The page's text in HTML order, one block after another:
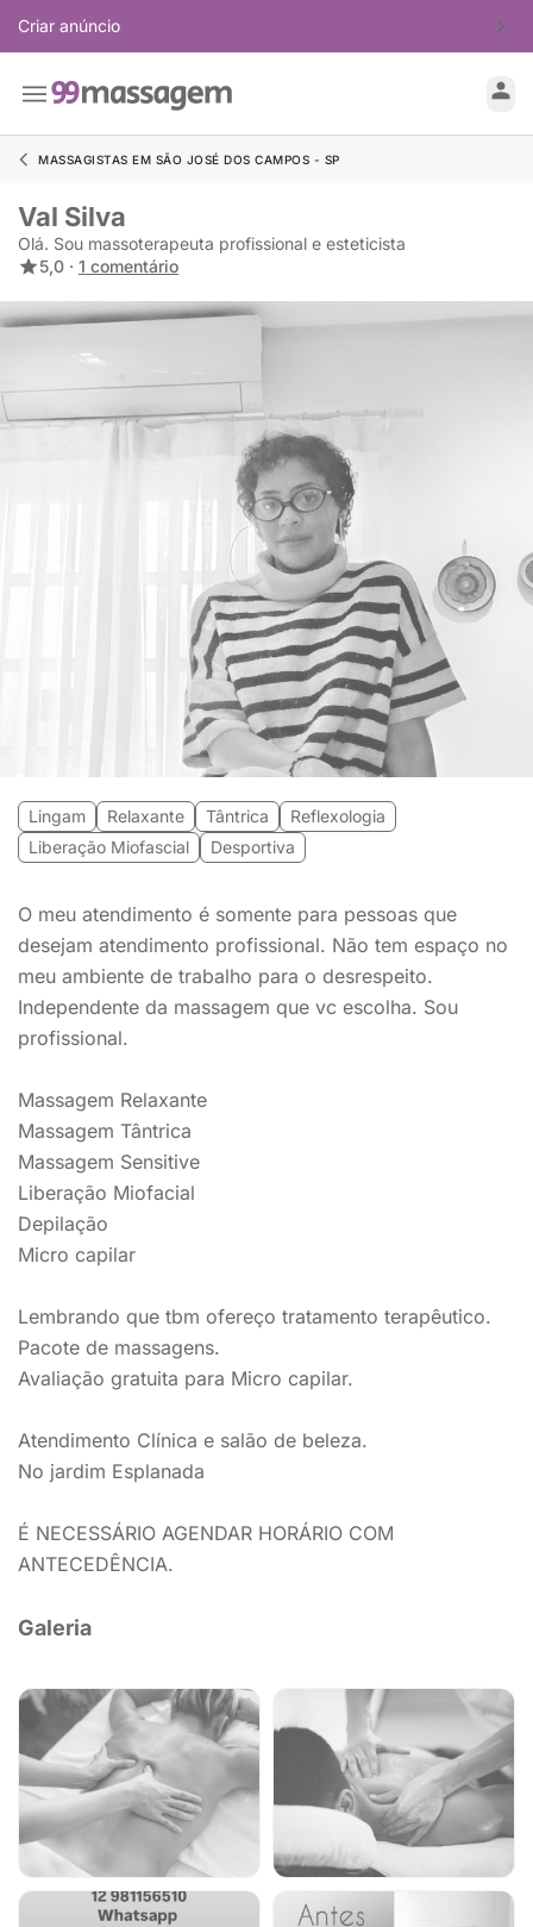
Criar anúncio
MASSAGISTAS EM SÃO JOSÉ DOS CAMPOS - SP
Val Silva
Olá. Sou massoterapeuta profissional e esteticista
5,0 · 1 comentário
Lingam Relaxante Tântrica
Reflexologia
Liberação Miofascial
Desportiva
O meu atendimento é somente para pessoas que
desejam atendimento profissional. Não tem espaço no
meu ambiente de trabalho para o desrespeito.
Independente da massagem que vc escolha. Sou
profissional.
Massagem Relaxante
Massagem Tântrica
Massagem Sensitive
Liberação Miofacial
Depilação
Micro capilar
Lembrando que tbm ofereço tratamento terapêutico.
Pacote de massagens.
Avaliação gratuita para Micro capilar.
Atendimento Clínica e salão de beleza.
No jardim Esplanada
É NECESSÁRIO AGENDAR HORÁRIO COM
ANTECEDÊNCIA.
Galeria